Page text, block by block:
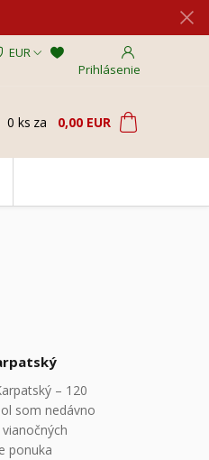
EUR
Prihlásenie
0 ks za 0,00 EUR
– 120
som nedávno
ponuka